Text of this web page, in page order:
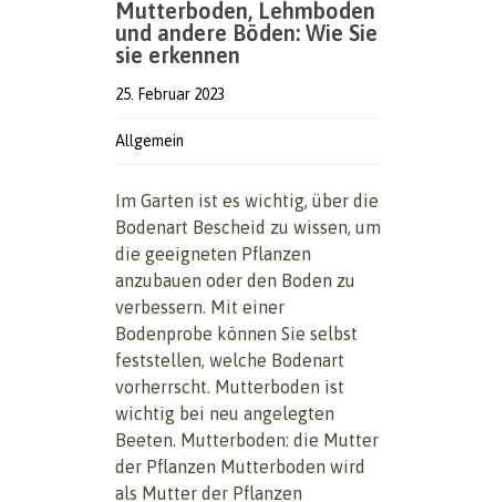
Mutterboden, Lehmboden
und andere Böden: Wie Sie
sie erkennen
25. Februar 2023
Allgemein
Im Garten ist es wichtig, über die
Bodenart Bescheid zu wissen, um
die geeigneten Pflanzen
anzubauen oder den Boden zu
verbessern. Mit einer
Bodenprobe können Sie selbst
feststellen, welche Bodenart
vorherrscht. Mutterboden ist
wichtig bei neu angelegten
Beeten. Mutterboden: die Mutter
der Pflanzen Mutterboden wird
als Mutter der Pflanzen